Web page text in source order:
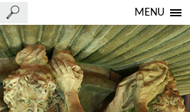
MENU